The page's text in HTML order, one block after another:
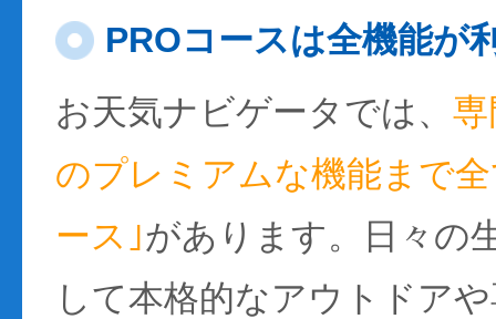
PROコースは全機能が
お天気ナビゲータでは、
のプレミアムな機能まで
ース｣があります。日々の
して本格的なアウトドア